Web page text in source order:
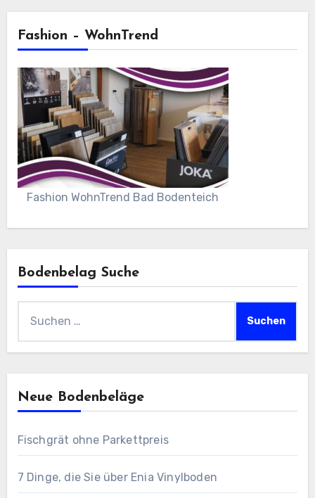
Fashion – WohnTrend
Fashion WohnTrend Bad Bodenteich
Bodenbelag Suche
Neue Bodenbeläge
Fischgrät ohne Parkettpreis
7 Dinge, die Sie über Enia Vinylboden